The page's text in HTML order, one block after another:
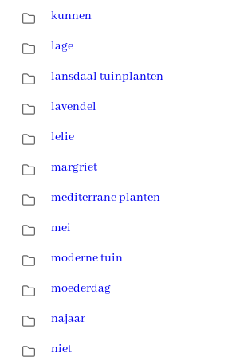
kunnen
lage
lansdaal tuinplanten
lavendel
lelie
margriet
mediterrane planten
mei
moderne tuin
moederdag
najaar
niet